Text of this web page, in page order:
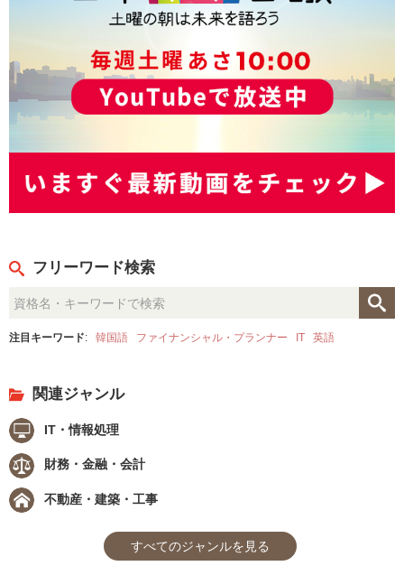
フリーワード検索
注目キーワード: 韓国語 ファイナンシャル・プランナー IT 英語
関連ジャンル
IT・情報処理
財務・金融・会計
不動産・建築・工事
すべてのジャンルを見る